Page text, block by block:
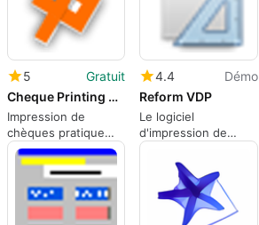
5
Gratuit
Cheque Printing Plus Free Edition
Impression de
chèques pratique
simplifiée
4.4
Démo
Reform VDP
Le logiciel
d'impression de
données variables
vous permet de
contrôler et de
rediriger
l'impression.